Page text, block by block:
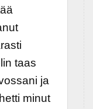
taas
ja
minut